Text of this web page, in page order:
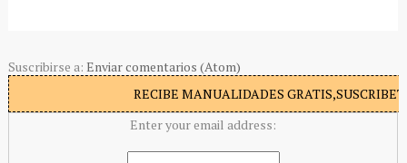
Suscribirse a: Enviar comentarios (Atom)
RECIBE MANUALIDADES
Enter your email address: